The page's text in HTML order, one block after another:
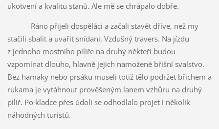
ukotvení a kvalitu stanů. Ale mě se chrápalo dobře.
Ráno přijeli dospěláci a začali stavět dříve, než my
stačili sbalit a uvařit snídani. Vzdušný travers. Na jízdu
z jednoho mostního pilíře na druhý někteří budou
vzpomínat dlouho, hlavně jejich namožené břišní svalstvo.
Bez hamaky nebo prsáku museli totiž tělo podržet břichem a
rukama je vytáhnout prověšeným lanem vzhůru na druhý
pilíř. Po kladce přes údolí se odhodlalo projet i několik
náhodných turistů.